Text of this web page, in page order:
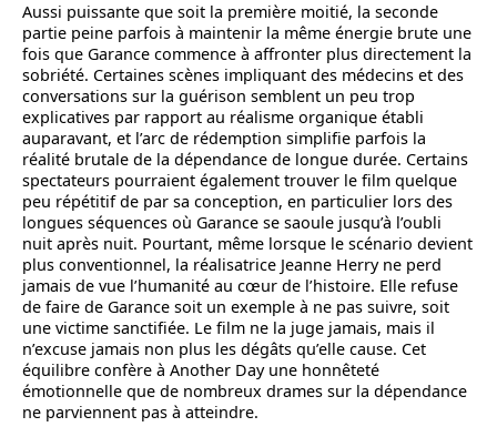
Aussi puissante que soit la première moitié, la seconde
partie peine parfois à maintenir la même énergie brute une
fois que Garance commence à affronter plus directement la
sobriété. Certaines scènes impliquant des médecins et des
conversations sur la guérison semblent un peu trop
explicatives par rapport au réalisme organique établi
auparavant, et l’arc de rédemption simplifie parfois la
réalité brutale de la dépendance de longue durée. Certains
spectateurs pourraient également trouver le film quelque
peu répétitif de par sa conception, en particulier lors des
longues séquences où Garance se saoule jusqu’à l’oubli
nuit après nuit. Pourtant, même lorsque le scénario devient
plus conventionnel, la réalisatrice Jeanne Herry ne perd
jamais de vue l’humanité au cœur de l’histoire. Elle refuse
de faire de Garance soit un exemple à ne pas suivre, soit
une victime sanctifiée. Le film ne la juge jamais, mais il
n’excuse jamais non plus les dégâts qu’elle cause. Cet
équilibre confère à Another Day une honnêteté
émotionnelle que de nombreux drames sur la dépendance
ne parviennent pas à atteindre.